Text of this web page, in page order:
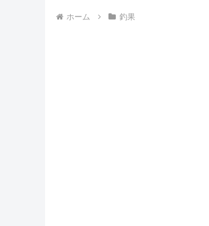
ホーム 釣果